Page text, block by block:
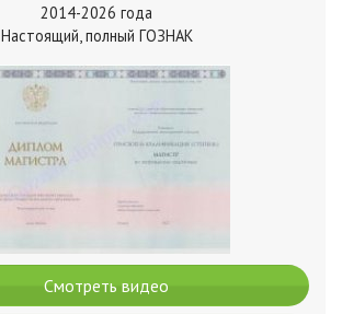
2014-2026 года
Настоящий, полный ГОЗНАК
Смотреть видео